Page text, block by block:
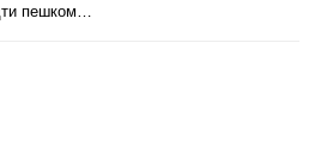
пешком…